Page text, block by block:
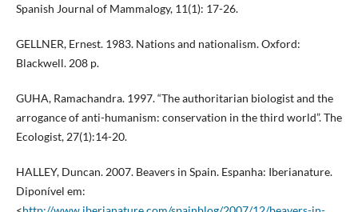
Spanish Journal of Mammalogy, 11(1): 17-26.
GELLNER, Ernest. 1983. Nations and nationalism. Oxford:
Blackwell. 208 p.
GUHA, Ramachandra. 1997. “The authoritarian biologist and the
arrogance of anti-humanism: conservation in the third world”. The
Ecologist, 27(1):14-20.
HALLEY, Duncan. 2007. Beavers in Spain. Espanha: Iberianature.
Diponível em: